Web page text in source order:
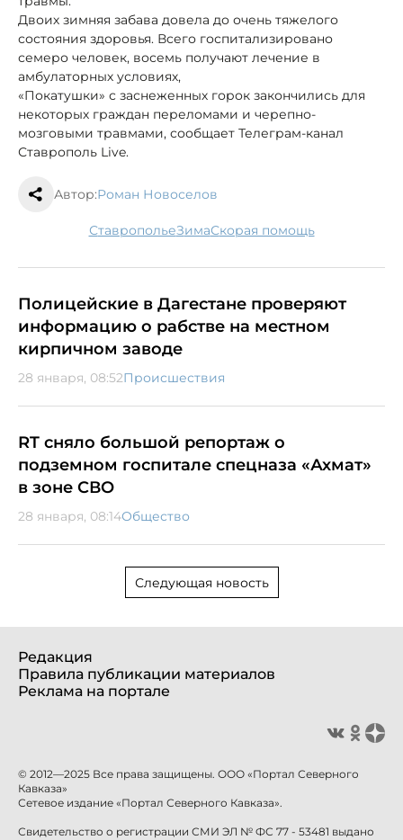
Двоих зимняя забава довела до очень тяжелого
состояния здоровья. Всего госпитализировано
семеро человек, восемь получают лечение в
амбулаторных условиях,
«Покатушки» с заснеженных горок закончились для
некоторых граждан переломами и черепно-
мозговыми травмами, сообщает Телеграм-канал
Ставрополь Live.
Автор:Роман Новоселов
Ставрополье зима скорая помощь
Полицейские в Дагестане проверяют
информацию о рабстве на местном
кирпичном заводе
28 января, 08:52Происшествия
RT сняло большой репортаж о
подземном госпитале спецназа «Ахмат»
в зоне СВО
28 января, 08:14Общество
Следующая новость
Редакция
Правила публикации материалов
Реклама на портале
© 2012—2025 Все права защищены. ООО «Портал Северного
Кавказа»
Сетевое издание «Портал Северного Кавказа».
Свидетельство о регистрации СМИ ЭЛ № ФС 77 - 53481 выдано